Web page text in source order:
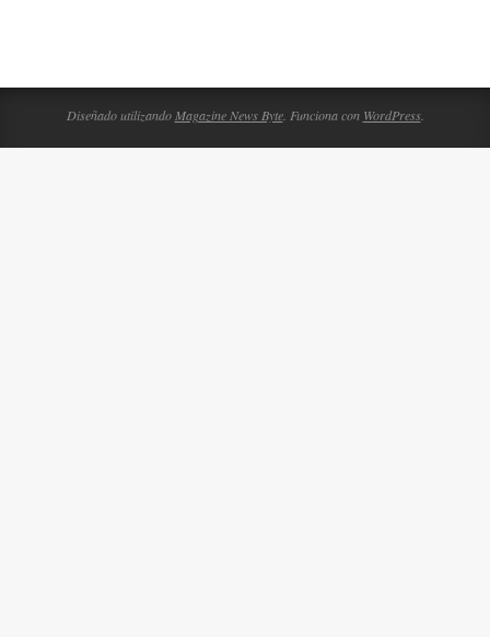
Diseñado utilizando Magazine News Byte. Funciona con WordPress.